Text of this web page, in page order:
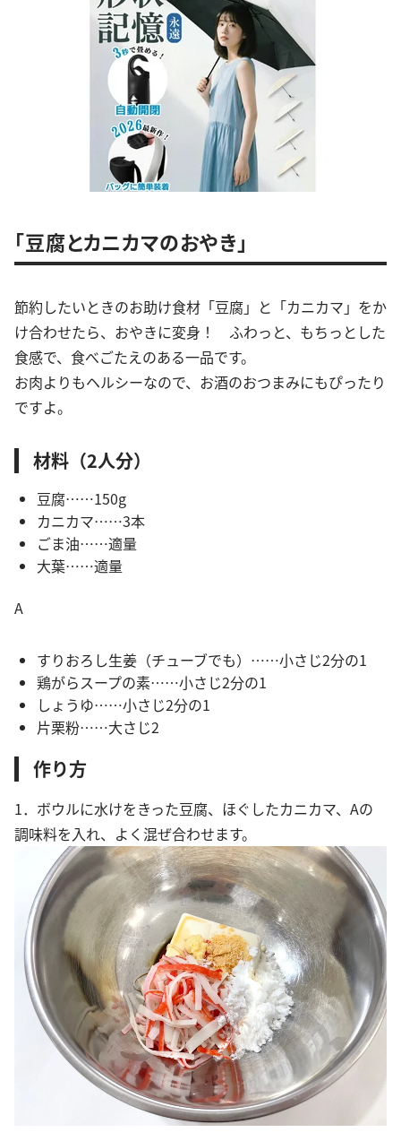
「豆腐とカニカマのおやき」
節約したいときのお助け食材「豆腐」と「カニカマ」をか
け合わせたら、おやきに変身！ ふわっと、もちっとした
食感で、食べごたえのある一品です。
お肉よりもヘルシーなので、お酒のおつまみにもぴったり
ですよ。
材料（2人分）
豆腐……150g
カニカマ……3本
ごま油……適量
大葉……適量
A
すりおろし生姜（チューブでも）……小さじ2分の1
鶏がらスープの素……小さじ2分の1
しょうゆ……小さじ2分の1
片栗粉……大さじ2
作り方
1．ボウルに水けをきった豆腐、ほぐしたカニカマ、Aの
調味料を入れ、よく混ぜ合わせます。